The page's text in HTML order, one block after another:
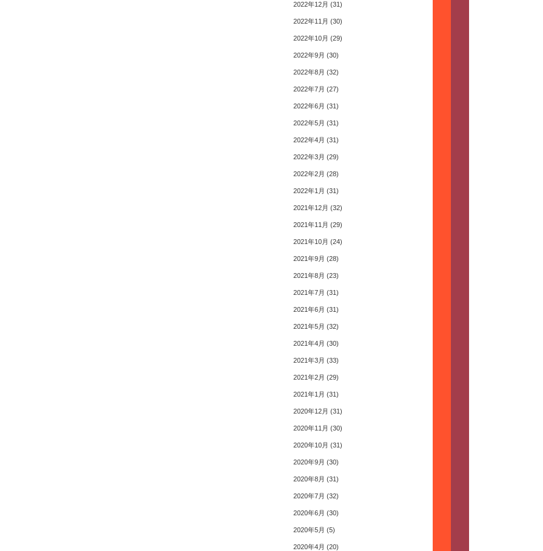
2022年12月 (31)
2022年11月 (30)
2022年10月 (29)
2022年9月 (30)
2022年8月 (32)
2022年7月 (27)
2022年6月 (31)
2022年5月 (31)
2022年4月 (31)
2022年3月 (29)
2022年2月 (28)
2022年1月 (31)
2021年12月 (32)
2021年11月 (29)
2021年10月 (24)
2021年9月 (28)
2021年8月 (23)
2021年7月 (31)
2021年6月 (31)
2021年5月 (32)
2021年4月 (30)
2021年3月 (33)
2021年2月 (29)
2021年1月 (31)
2020年12月 (31)
2020年11月 (30)
2020年10月 (31)
2020年9月 (30)
2020年8月 (31)
2020年7月 (32)
2020年6月 (30)
2020年5月 (5)
2020年4月 (20)